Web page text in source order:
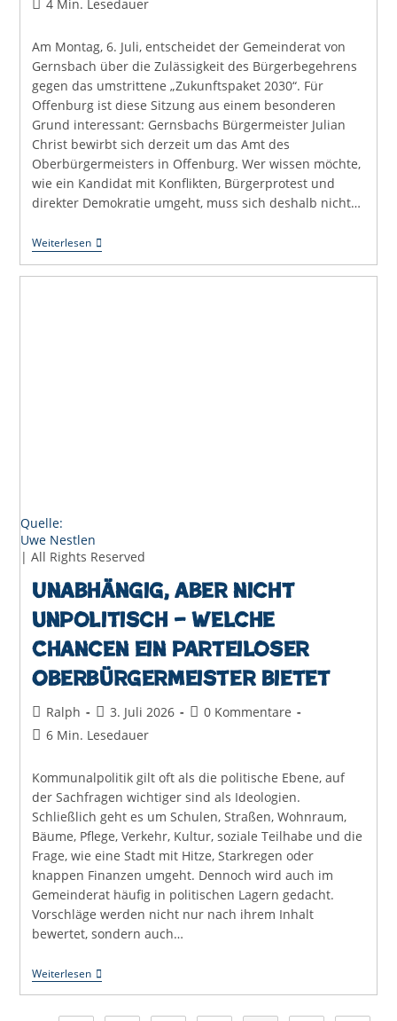
4 Min. Lesedauer
Am Montag, 6. Juli, entscheidet der Gemeinderat von
Gernsbach über die Zulässigkeit des Bürgerbegehrens
gegen das umstrittene „Zukunftspaket 2030“. Für
Offenburg ist diese Sitzung aus einem besonderen
Grund interessant: Gernsbachs Bürgermeister Julian
Christ bewirbt sich derzeit um das Amt des
Oberbürgermeisters in Offenburg. Wer wissen möchte,
wie ein Kandidat mit Konflikten, Bürgerprotest und
direkter Demokratie umgeht, muss sich deshalb nicht…
WeiterlesenGernsbach
Entscheidet
Über
Quelle:
Uwe Nestlen
| All Rights Reserved
Unabhängig, aber nicht
unpolitisch – Welche
Chancen ein parteiloser
Oberbürgermeister bietet
Beitrags-
Autor:
Ralph
Beitrag
veröffentlicht:
3. Juli 2026
Beitrags-
0 Kommentare
Lesedauer:
6 Min. Lesedauer
Kommunalpolitik gilt oft als die politische Ebene, auf
der Sachfragen wichtiger sind als Ideologien.
Schließlich geht es um Schulen, Straßen, Wohnraum,
Bäume, Pflege, Verkehr, Kultur, soziale Teilhabe und die
Frage, wie eine Stadt mit Hitze, Starkregen oder
knappen Finanzen umgeht. Dennoch wird auch im
Gemeinderat häufig in politischen Lagern gedacht.
Vorschläge werden nicht nur nach ihrem Inhalt
bewertet, sondern auch…
WeiterlesenUnabhängig,
Aber
Unpolitisch